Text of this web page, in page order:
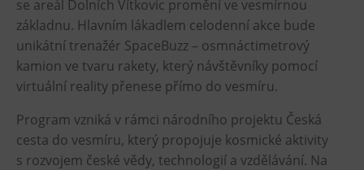
Heligonka
HopJump
Lezecká stěna
Národní zemědělské muzeum
Fajna Dilna
FUTUREUM
se areál Dolních Vítkovic promění ve vesmírnou
základnu. Hlavním lákadlem celodenní akce bude
unikátní trenažér SpaceBuzz – osmnáctimetrový
kamion ve tvaru rakety, který návštěvníky pomocí
virtuální reality přenese přímo do vesmíru.
Program vzniká v rámci národního projektu Česká
cesta do vesmíru, který propojuje kosmické aktivity
s rozvojem české vědy, technologií a vzdělávání. Na